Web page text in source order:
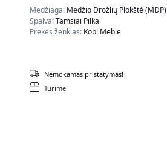
Medžiaga: Medžio Drožlių Plokštė (MDP)
Spalva:Tamsiai Pilka
Prekės ženklas: Kobi Meble
Turime
Nemokamas pristatymas!